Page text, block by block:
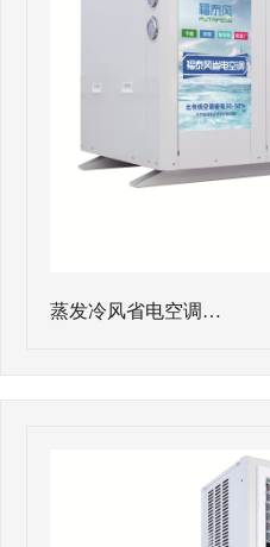
蒸发冷风省电空调…